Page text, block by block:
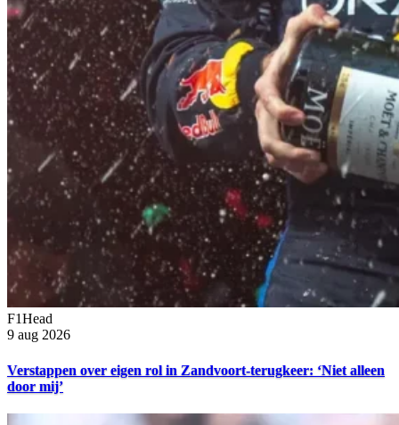
F1Head
9 aug 2026
Verstappen over eigen rol in Zandvoort-terugkeer: ‘Niet alleen
door mij’